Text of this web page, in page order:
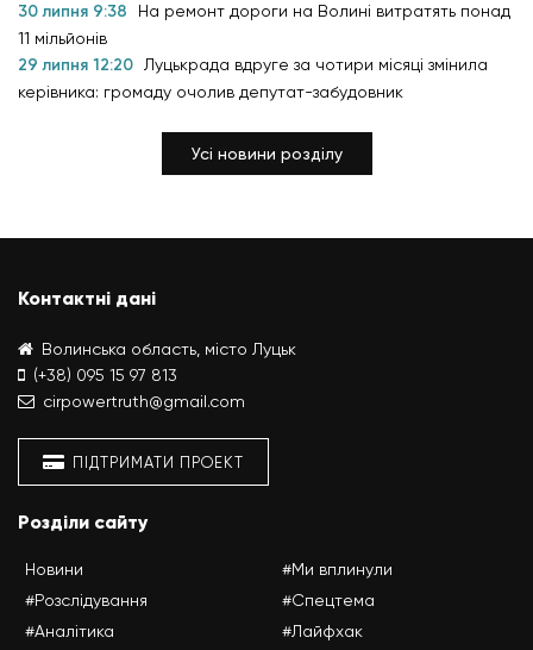
30 липня 9:38
На ремонт дороги на Волині витратять понад
11 мільйонів
29 липня 12:20
Луцькрада вдруге за чотири місяці змінила
керівника: громаду очолив депутат-забудовник
Усі новини розділу
Контактні дані
Волинська область, місто Луцьк
(+38) 095 15 97 813
cirpowertruth@gmail.com
ПІДТРИМАТИ ПРОЕКТ
Розділи сайту
Новини
#Розслідування
#Аналітика
#Ми вплинули
#Спецтема
#Лайфхак